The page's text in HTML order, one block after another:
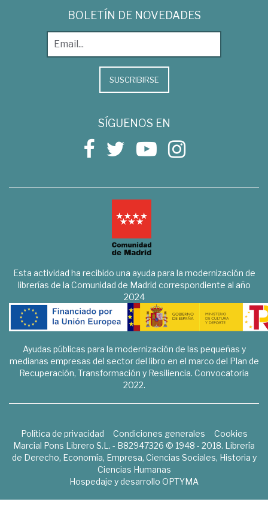
BOLETÍN DE NOVEDADES
SUSCRIBIRSE
SÍGUENOS EN
Esta actividad ha recibido una ayuda para la modernización de
librerías de la Comunidad de Madrid correspondiente al año
2024
Ayudas públicas para la modernización de las pequeñas y
medianas empresas del sector del libro en el marco del Plan de
Recuperación, Transformación y Resiliencia. Convocatoria
2022.
Política de privacidad Condiciones generales
Cookies
Marcial Pons Librero S.L. - B82947326 © 1948 - 2018. Librería
de Derecho, Economía, Empresa, Ciencias Sociales, Historia y
Ciencias Humanas
Hospedaje y desarrollo OPTYMA